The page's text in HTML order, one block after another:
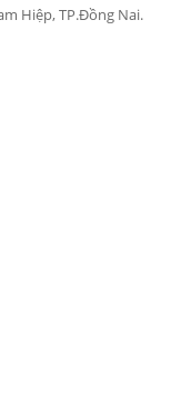
Hiệp, TP.Đồng Nai.